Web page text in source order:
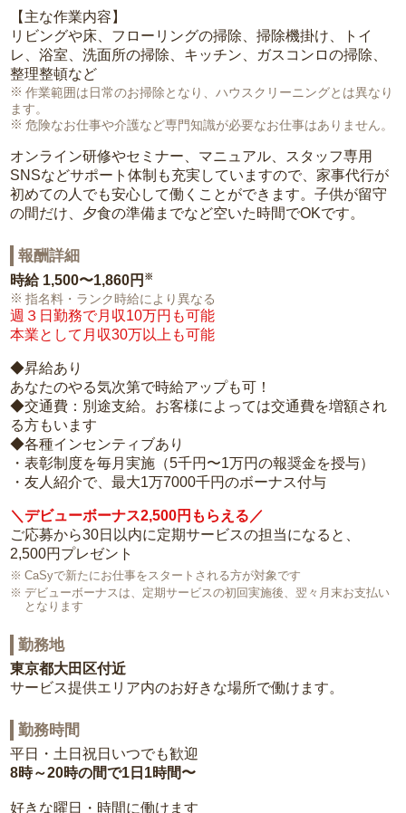
【主な作業内容】
リビングや床、フローリングの掃除、掃除機掛け、トイ
レ、浴室、洗面所の掃除、キッチン、ガスコンロの掃除、
整理整頓など
作業範囲は日常のお掃除となり、ハウスクリーニングとは異なり
ます。
危険なお仕事や介護など専門知識が必要なお仕事はありません。
オンライン研修やセミナー、マニュアル、スタッフ専用
SNSなどサポート体制も充実していますので、家事代行が
初めての人でも安心して働くことができます。子供が留守
の間だけ、夕食の準備までなど空いた時間でOKです。
報酬詳細
時給 1,500〜1,860円 ※
指名料・ランク時給により異なる
週３日勤務で月収10万円も可能
本業として月収30万以上も可能
◆昇給あり
あなたのやる気次第で時給アップも可！
◆交通費：別途支給。お客様によっては交通費を増額され
る方もいます
◆各種インセンティブあり
・表彰制度を毎月実施（5千円〜1万円の報奨金を授与）
・友人紹介で、最大1万7000千円のボーナス付与
＼デビューボーナス2,500円もらえる／
ご応募から30日以内に定期サービスの担当になると、
2,500円プレゼント
CaSyで新たにお仕事をスタートされる方が対象です
デビューボーナスは、定期サービスの初回実施後、翌々月末お支払い
となります
勤務地
東京都大田区付近
サービス提供エリア内のお好きな場所で働けます。
勤務時間
平日・土日祝日いつでも歓迎
8時～20時の間で1日1時間〜
好きな曜日・時間に働けます